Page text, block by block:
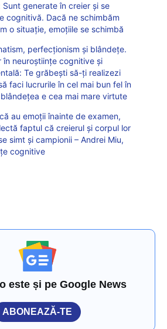
generate în creier și se
cognitivă. Dacă ne schimbăm
o situație, emoțiile se schimbă
perfecționism și blândețe.
neuroștiințe cognitive și
Te grăbești să-ți realizezi
faci lucrurile în cel mai bun fel în
e cea mai mare virtute
au emoții înainte de examen,
faptul că creierul și corpul lor
simt și campionii – Andrei Miu,
cognitive
este și pe Google News
ABONEAZĂ-TE